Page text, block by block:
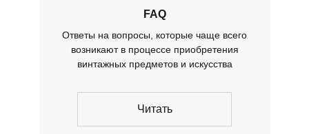
FAQ
Ответы на вопросы, которые чаще всего
возникают в процессе приобретения
винтажных предметов и искусства
Читать